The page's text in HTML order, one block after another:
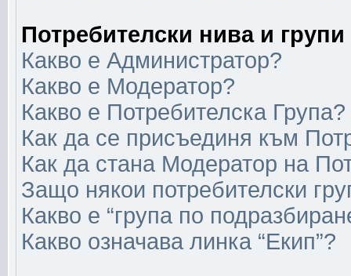
Потребителски нива и групи
Какво е Администратор?
Какво е Модератор?
Какво е Потребителска Група?
Как да се присъединя към
Как да стана Модератор на
Защо някои потребителски
Какво е “група по
Какво означава линка “Екип”?